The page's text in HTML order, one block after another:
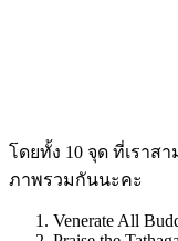
โดยทั้ง 10 จุด ที่เราส
ภาพรวมกันนะคะ
Venerate All